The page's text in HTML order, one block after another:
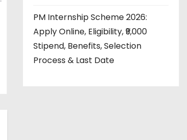
PM Internship Scheme 2026:
Apply Online, Eligibility, ₹9,000
Stipend, Benefits, Selection
Process & Last Date